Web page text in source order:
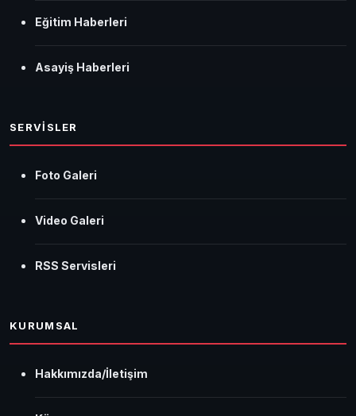
Eğitim Haberleri
Asayiş Haberleri
SERVİSLER
Foto Galeri
Video Galeri
RSS Servisleri
KURUMSAL
Hakkımızda/İletişim